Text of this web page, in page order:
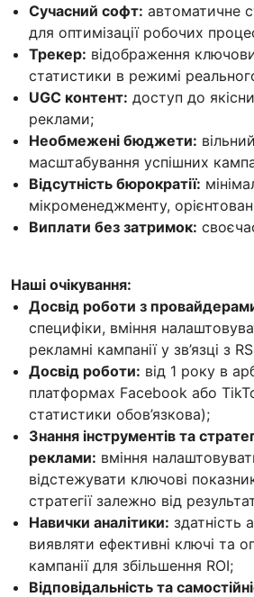
Сучасний софт: автоматичне
для оптимізації робочих
Трекер: відображення
статистики в режимі
UGC контент: доступ до
реклами;
Необмежені бюджети:
масштабування успішних
Відсутність бюрократії:
мікроменеджменту,
Виплати без затримок:
Наші очікування:
Досвід роботи з
специфіки, вміння
рекламні кампанії у зв’язці з
Досвід роботи: від 1 року в
платформах Facebook або
статистики обов’язкова);
Знання інструментів та
реклами: вміння
відстежувати ключові
стратегії залежно від
Навички аналітики: здатність
виявляти ефективні ключі та
кампанії для збільшення ROI;
Відповідальність та